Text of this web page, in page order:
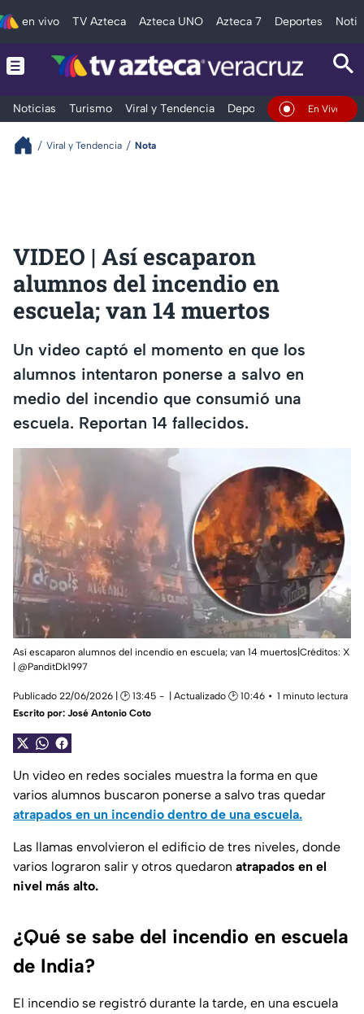
en vivo TV Azteca Azteca UNO Azteca 7 Deportes
Noticias Turismo Viral y Tendencia Deportes Espectáculos
En Vivo
Viral y Tendencia Nota
VIDEO | Así escaparon
alumnos del incendio en
escuela; van 14 muertos
Un video captó el momento en que los
alumnos intentaron ponerse a salvo en
medio del incendio que consumió una
escuela. Reportan 14 fallecidos.
Así escaparon alumnos del incendio en escuela; van 14 muertos|Créditos: X
| @PanditDk1997
Publicado 22/06/2026 | 🕑 13:45 | Actualizado 🕑 10:46
1 minuto lectura
Escrito por: José Antonio Coto
Un video en redes sociales muestra la forma en que
varios alumnos buscaron ponerse a salvo tras quedar
atrapados en un incendio dentro de una escuela.
Las llamas envolvieron el edificio de tres niveles, donde
varios lograron salir y otros quedaron atrapados en el
nivel más alto.
¿Qué se sabe del incendio en escuela
de India?
El incendio se registró durante la tarde, en una escuela